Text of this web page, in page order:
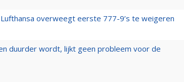
overweegt eerste 777-9’s te weigeren
duurder wordt, lijkt geen probleem voor de